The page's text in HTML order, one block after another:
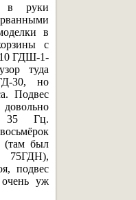
в руки
в
с
10 ГДШ-1-
туда
30, но
Подвес
35 Гц.
(там был
75ГДН),
подвес
очень уж